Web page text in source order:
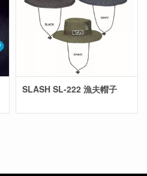
SLASH SL-222 漁夫帽子